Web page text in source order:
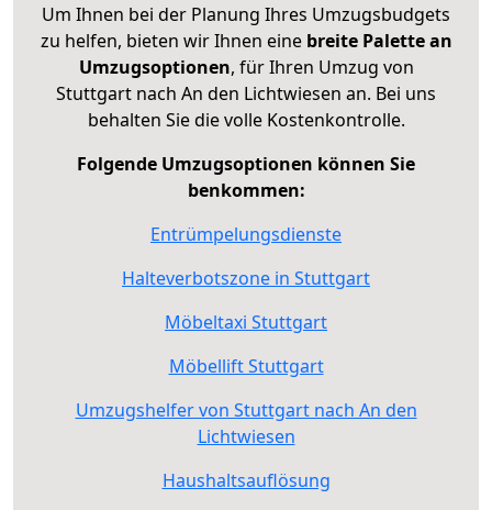
Um Ihnen bei der Planung Ihres Umzugsbudgets
zu helfen, bieten wir Ihnen eine breite Palette an
Umzugsoptionen, für Ihren Umzug von
Stuttgart nach An den Lichtwiesen an. Bei uns
behalten Sie die volle Kostenkontrolle.
Folgende Umzugsoptionen können Sie
benkommen:
Entrümpelungsdienste
Halteverbotszone in Stuttgart
Möbeltaxi Stuttgart
Möbellift Stuttgart
Umzugshelfer von Stuttgart nach An den
Lichtwiesen
Haushaltsauflösung